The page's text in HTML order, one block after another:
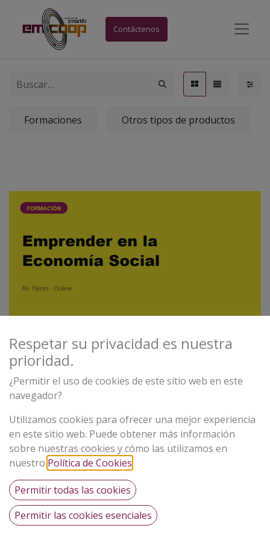
Contáctenos
Formaciones Otros tipos de productos
Emprender desde la economía social
Construye un proyecto con propósito, sostenibilidad e impacto
real Emprender en la economía social es un curso introductorio
que te guía en la creación de proyectos basados en la
colaboración, la sostenibilidad y el impacto social. Aprenderás a
desarrollar iniciativas que no solo sean viables
económicamente, sino que también contribuyan a mejorar el
entorno, fortalecer comunidades y generar valor colectivo.
Respetar su privacidad es nuestra
prioridad.
¿Permitir el uso de cookies de este sitio web en este
navegador?
Utilizamos cookies para ofrecer una mejor experiencia
en este sitio web. Puede obtener más información
sobre nuestras cookies y cómo las utilizamos en
nuestro Política de Cookies
Permitir todas las cookies
Permitir las cookies esenciales